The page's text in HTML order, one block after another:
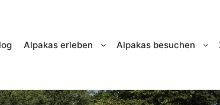
Alpakas erleben Alpakas besuchen